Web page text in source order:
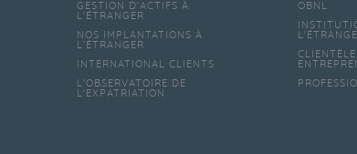
GESTION D'ACTIFS À
L'ÉTRANGER
NOS IMPLANTATIONS À
L’ÉTRANGER
INTERNATIONAL CLIENTS
L'OBSERVATOIRE DE
L'EXPATRIATION
OBNL
CLIENTÈLE